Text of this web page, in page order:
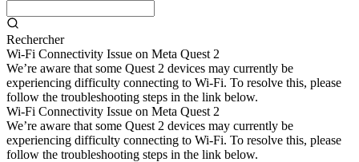
Rechercher
Wi-Fi Connectivity Issue on Meta Quest 2
We’re aware that some Quest 2 devices may currently be
experiencing difficulty connecting to Wi-Fi. To resolve this, please
follow the troubleshooting steps in the link below.
Wi-Fi Connectivity Issue on Meta Quest 2
We’re aware that some Quest 2 devices may currently be
experiencing difficulty connecting to Wi-Fi. To resolve this, please
follow the troubleshooting steps in the link below.